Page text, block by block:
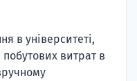
в університеті,
витрат в